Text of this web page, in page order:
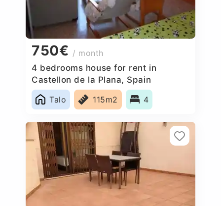
750€ / month
4 bedrooms house for rent in
Castellon de la Plana, Spain
Talo
115m2 4